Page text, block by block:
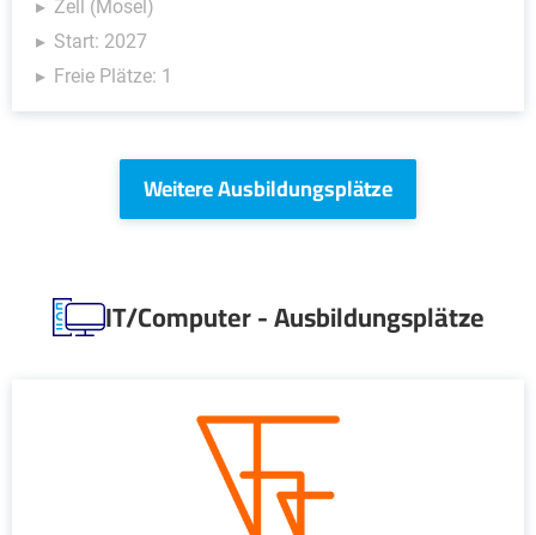
Zell (Mosel)
Start: 2027
Freie Plätze: 1
Weitere Ausbildungsplätze
IT/Computer - Ausbildungsplätze